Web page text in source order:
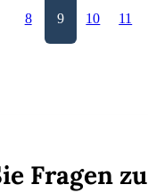
8 9 10 11
Fragen zu